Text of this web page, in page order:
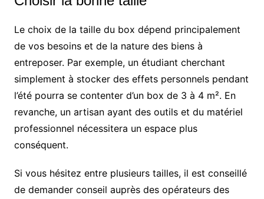
Le choix de la taille du box dépend principalement
de vos besoins et de la nature des biens à
entreposer. Par exemple, un étudiant cherchant
simplement à stocker des effets personnels pendant
l’été pourra se contenter d’un box de 3 à 4 m². En
revanche, un artisan ayant des outils et du matériel
professionnel nécessitera un espace plus
conséquent.
Si vous hésitez entre plusieurs tailles, il est conseillé
de demander conseil auprès des opérateurs des